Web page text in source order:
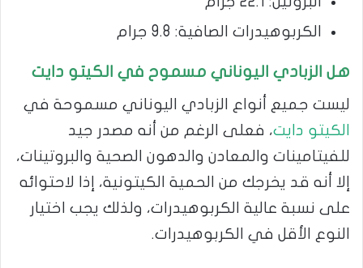
الكربوهيدرات الصافية: 9.8 جرام
هل الزبادي اليوناني مسموح في الكيتو دايت
ليست جميع أنواع الزبادي اليوناني مسموحة في
الكيتو دايت، فعلى الرغم من أنه مصدر جيد
للفيتامينات والمعادن والدهون الصحية والبروتينات،
إلا أنه قد يخرجك من الحمية الكيتونية، إذا لاحتوائه
على نسبة عالية الكربوهيدرات، ولذلك يجب اختيار
النوع الأقل في الكربوهيدرات.